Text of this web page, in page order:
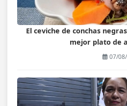
El ceviche de conchas
mejor plato de
07/